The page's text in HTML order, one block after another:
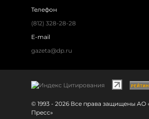
Телефон
(812) 328-28-28
E-mail
gazeta@dp.ru
© 1993 - 2026 Все права защищены АО
Пресс»